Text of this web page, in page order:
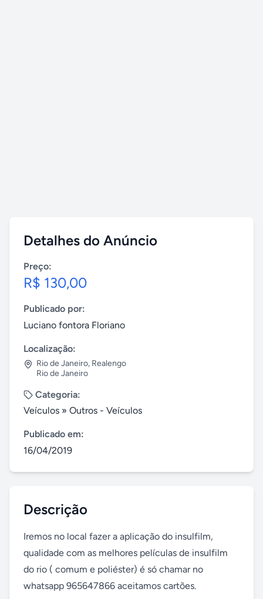
Detalhes do Anúncio
Preço:
R$ 130,00
Publicado por:
Luciano fontora Floriano
Localização:
Rio de Janeiro, Realengo
Rio de Janeiro
Categoria:
Veículos » Outros - Veículos
Publicado em:
16/04/2019
Descrição
Iremos no local fazer a aplicação do insulfilm,
qualidade com as melhores películas de insulfilm
do rio ( comum e poliéster) é só chamar no
whatsapp 965647866 aceitamos cartões.